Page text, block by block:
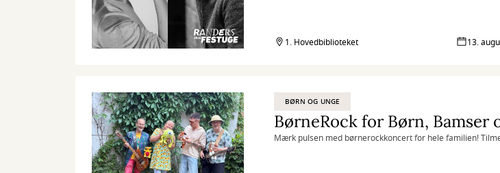
1. Hovedbiblioteket 13.
BØRN OG UNGE
BørneRock for Børn, Bamser
Mærk pulsen med børnerockkoncert for hele familien!